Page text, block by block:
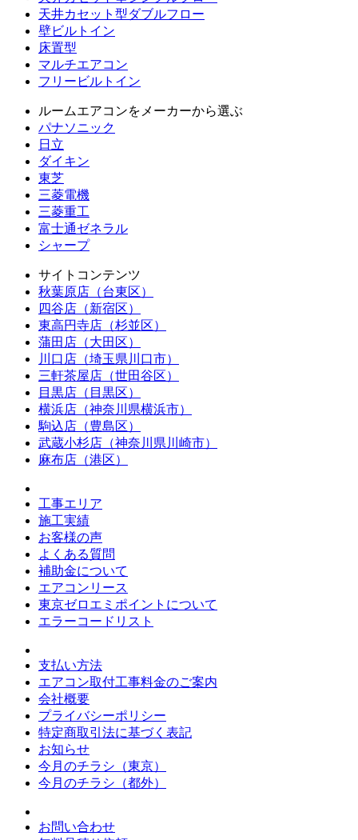
天井カセット型ダブルフロー
壁ビルトイン
床置型
マルチエアコン
フリービルトイン
ルームエアコンをメーカーから選ぶ
パナソニック
日立
ダイキン
東芝
三菱電機
三菱重工
富士通ゼネラル
シャープ
サイトコンテンツ
秋葉原店（台東区）
四谷店（新宿区）
東高円寺店（杉並区）
蒲田店（大田区）
川口店（埼玉県川口市）
三軒茶屋店（世田谷区）
目黒店（目黒区）
横浜店（神奈川県横浜市）
駒込店（豊島区）
武蔵小杉店（神奈川県川崎市）
麻布店（港区）
工事エリア
施工実績
お客様の声
よくある質問
補助金について
エアコンリース
東京ゼロエミポイントについて
エラーコードリスト
支払い方法
エアコン取付工事料金のご案内
会社概要
プライバシーポリシー
特定商取引法に基づく表記
お知らせ
今月のチラシ（東京）
今月のチラシ（都外）
お問い合わせ